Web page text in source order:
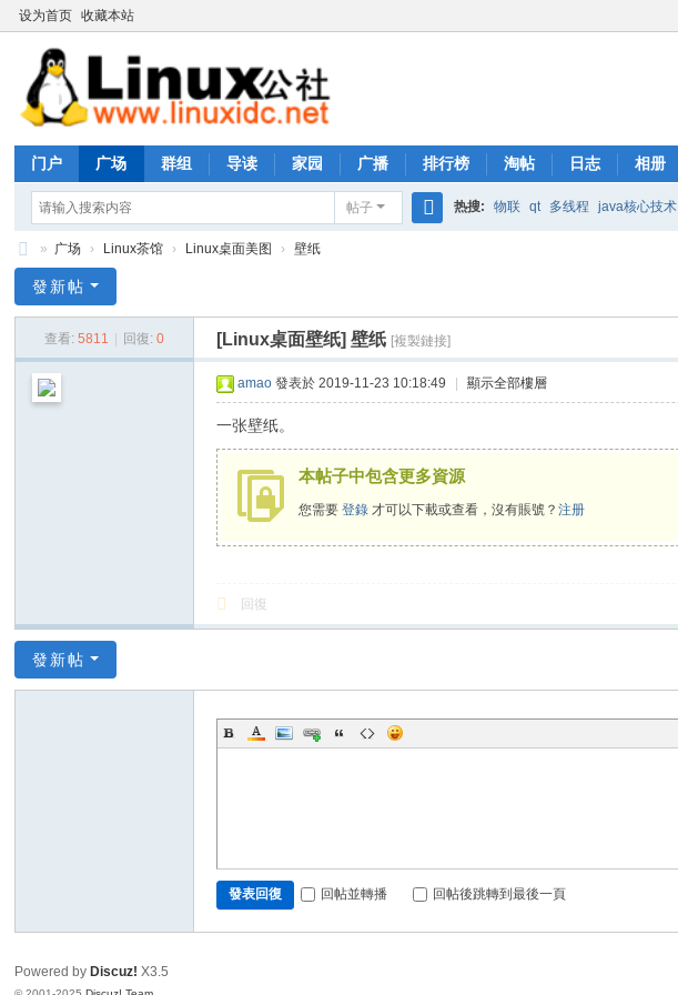
设为首页 收藏本站
门户 广场 群组 导读 家园 广播 排行榜 淘帖 日志 相册
帖子 热搜: 物联 qt 多线程 java核心技术
nu
公
» 广场 › Linux茶馆 › Linux桌面美图 › 壁纸
發新帖
查看: 5811 回復: 0 [Linux桌面壁纸]壁纸 [複製鏈接]
amao 發表於 2019-11-23 10:18:49 顯示全部樓層
一张壁纸。
本帖子中包含更多資源
您需要登錄 才可以下載或查看，沒有賬號？注册
回復
發新帖
發表回復 回帖並轉播 回帖後跳轉到最後一頁
Powered by Discuz! X3.5